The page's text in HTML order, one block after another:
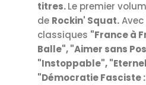
titres.Le premier
de Rockin' Squat.Avec
classiques "France à
Balle", "Aimer sans
"Instoppable",
"Démocratie Fasciste